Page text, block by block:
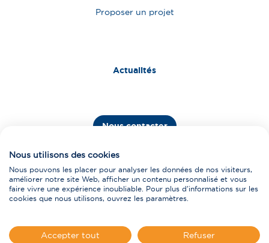
Proposer un projet
Actualités
Nous contacter
Fournisseurs
Politique de protection des données personnelles
Plan du site
Nous utilisons des cookies
Nous pouvons les placer pour analyser les données de nos visiteurs,
améliorer notre site Web, afficher un contenu personnalisé et vous
faire vivre une expérience inoubliable. Pour plus d'informations sur les
cookies que nous utilisons, ouvrez les paramètres.
Accepter tout Refuser